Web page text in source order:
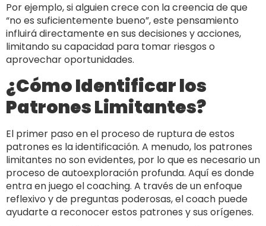
Por ejemplo, si alguien crece con la creencia de que
“no es suficientemente bueno”, este pensamiento
influirá directamente en sus decisiones y acciones,
limitando su capacidad para tomar riesgos o
aprovechar oportunidades.
¿Cómo Identificar los
Patrones Limitantes?
El primer paso en el proceso de ruptura de estos
patrones es la identificación. A menudo, los patrones
limitantes no son evidentes, por lo que es necesario un
proceso de autoexploración profunda. Aquí es donde
entra en juego el coaching. A través de un enfoque
reflexivo y de preguntas poderosas, el coach puede
ayudarte a reconocer estos patrones y sus orígenes.